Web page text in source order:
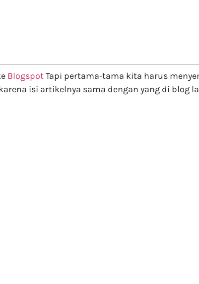
BlogspotTapi pertama-tama kita harus
isi artikelnya sama dengan yang di blog